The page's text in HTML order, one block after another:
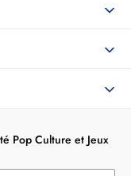
Pop Culture et Jeux